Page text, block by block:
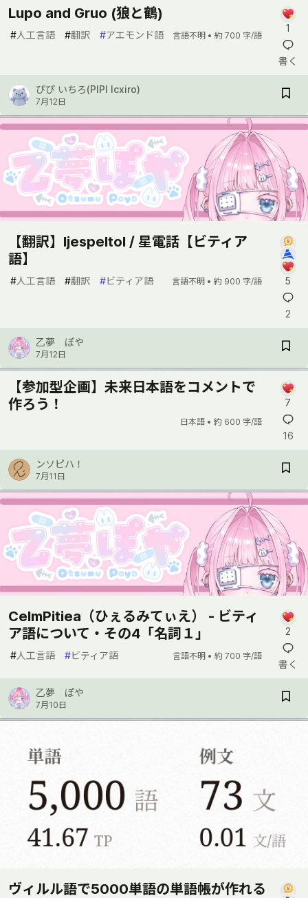
Lupo and Gruo (狼と鶴)
#人工言語 #翻訳 #アエモンド語 言語不明 • 約 700 字/語
1
書く
ぴぴ いちろ(PIPI Icxiro)
7月12日
【翻訳】ljespeltol / 星電話【ビティア
語】
#人工言語 #翻訳 #ビティア語 言語不明 • 約 900 字/語 5
2
乙夢 ぽや
7月12日
【参加型企画】未来日本語をコメントで
作ろう！
日本語 • 約 600 字/語
7
16
ンソピハ！
7月11日
CelmPitiea（ひぇるみてぃえ） - ビティ
ア語について・その4「名詞１」
#人工言語 #ビティア語 言語不明 • 約 700 字/語
2
書く
乙夢 ぽや
7月10日
ヴィルル語で5000単語の単語帳が作れる